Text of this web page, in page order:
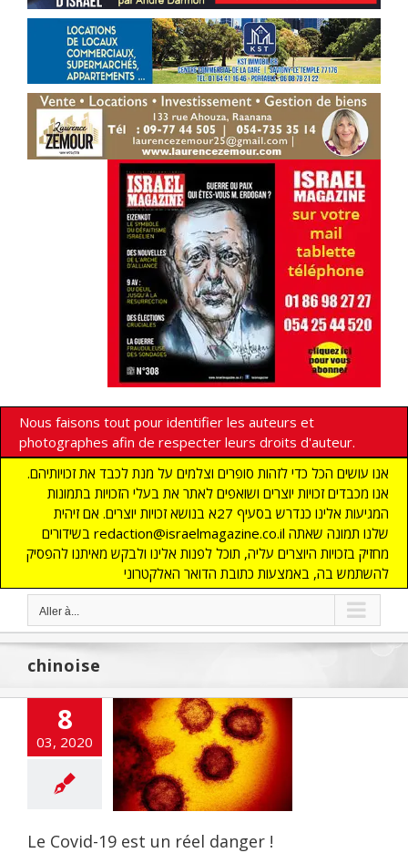
Nous faisons tout pour identifier les auteurs et
photographes afin de respecter leurs droits d'auteur.
אנו עושים הכל כדי לזהות סופרים וצלמים על מנת לכבד את זכויותיהם.
אנו מכבדים זכויות יוצרים ושואפים לאתר את בעלי הזכויות בתמונות
המגיעות אלינו כנדרש בסעיף 27א בנושא זכויות יוצרים. אם זיהית
בשידורים redaction@israelmagazine.co.il שלנו תמונה שאתה
מחזיק בזכויות היוצרים עליה, תוכל לפנות אלינו ולבקש מאיתנו להפסיק
להשתמש בה, באמצעות כתובת הדואר האלקטרוני
Aller à...
chinoise
8
03, 2020
19 est un réel
A LA UNE
CHRONIQUE
DEFENSE
Élections
SOCIETE
Le Covid-19 est un réel danger !